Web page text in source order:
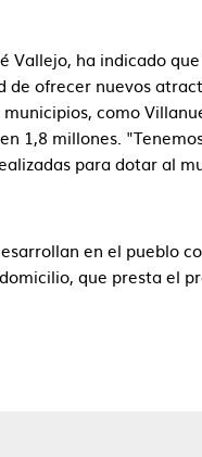
Vallejo, ha indicado
ofrecer nuevos
como
1,8 millones.
para dotar al
en el pueblo
que presta el